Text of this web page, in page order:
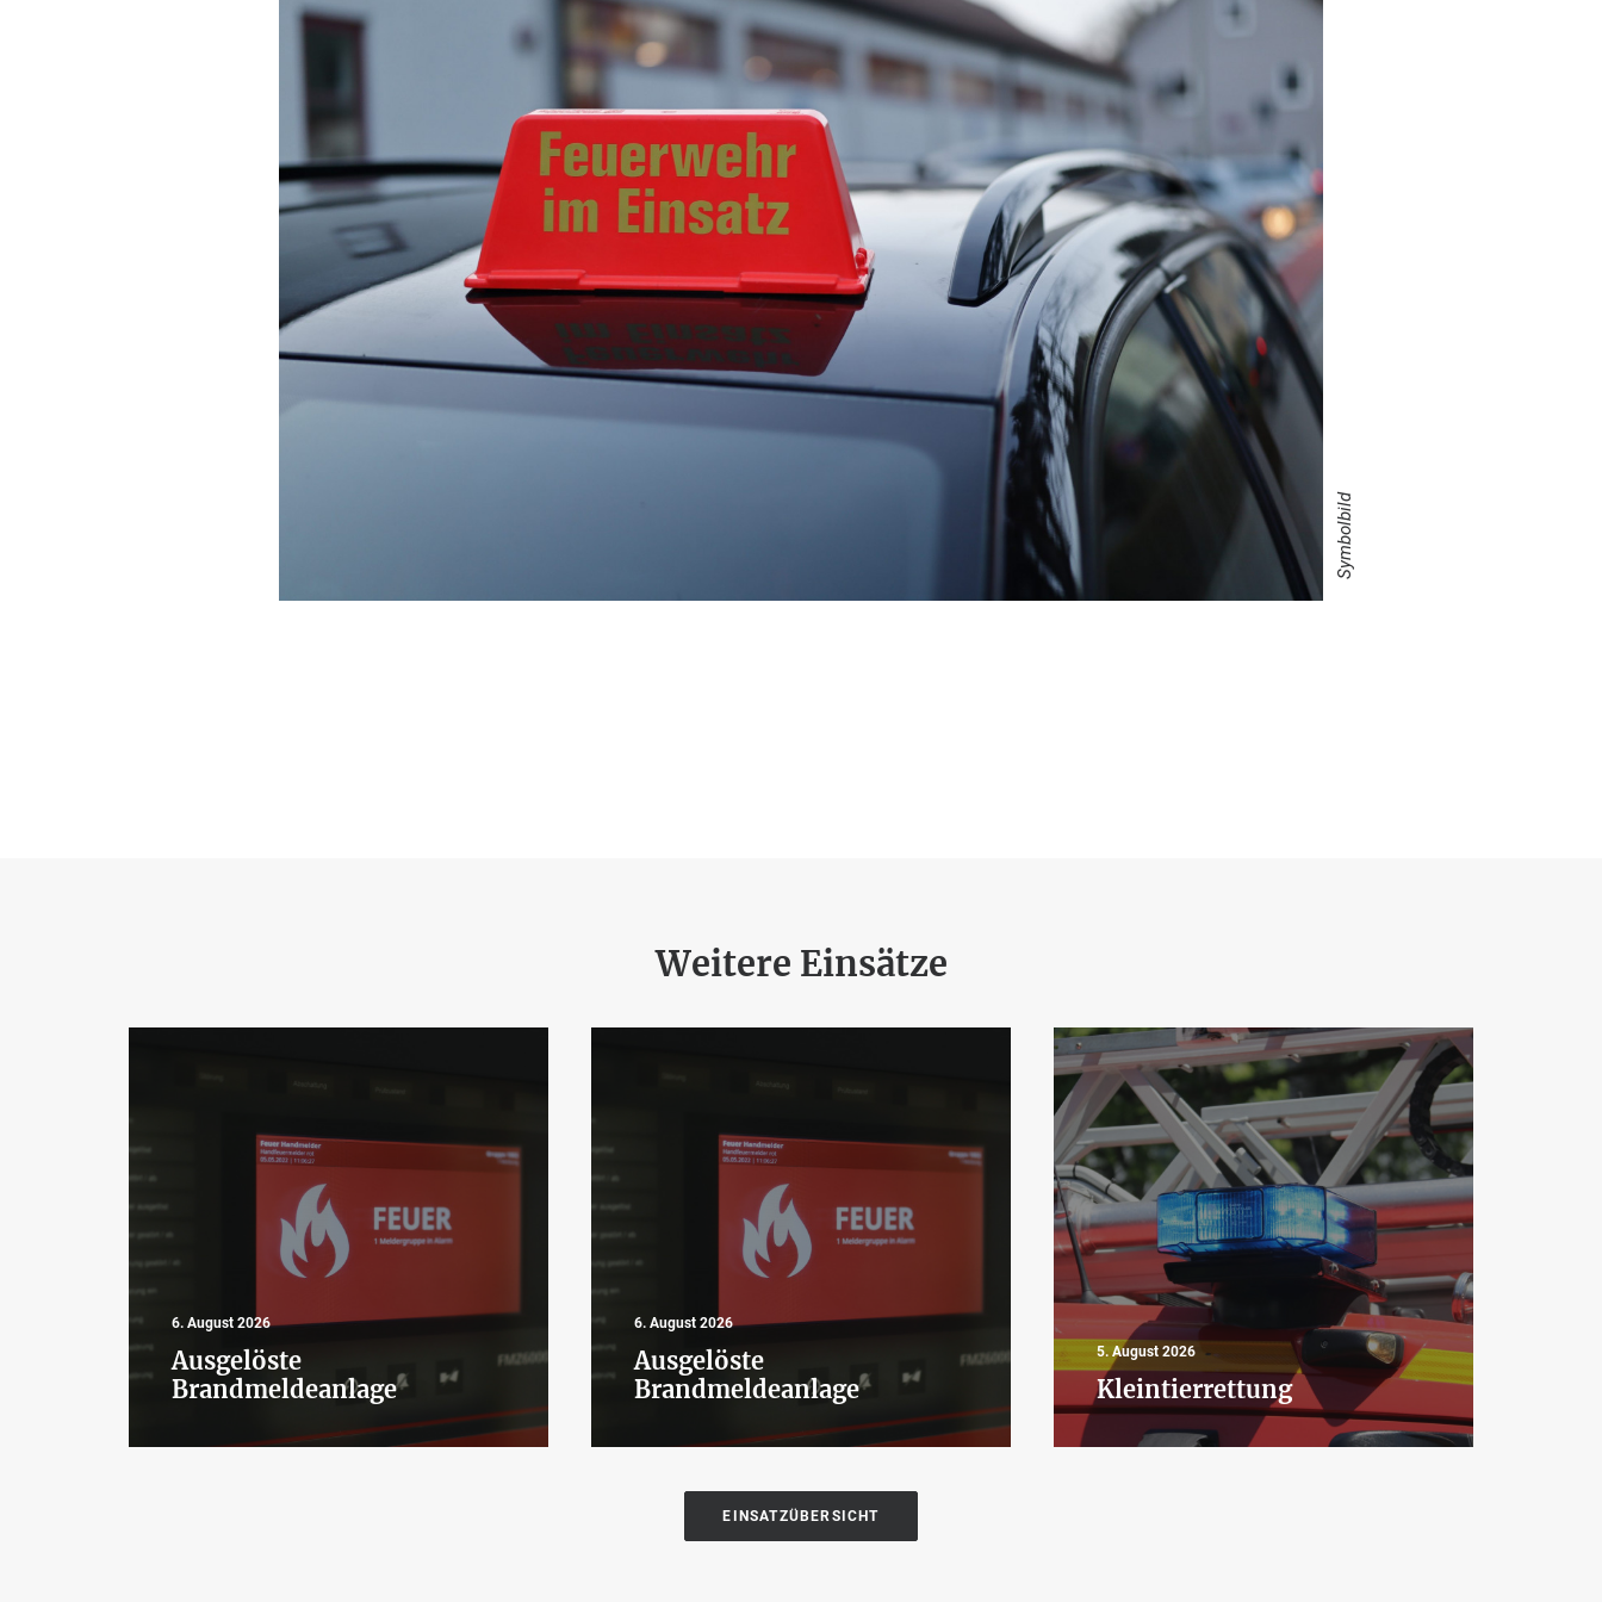
Symbolbild
Weitere Einsätze
6. August 2026
Ausgelöste
Brandmeldeanlage
6. August 2026
Ausgelöste
Brandmeldeanlage
5. August 2026
Kleintierrettung
EINSATZÜBERSICHT